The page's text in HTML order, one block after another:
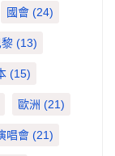
國會 (24)
(13)
(15)
歐洲 (21)
唱會 (21)